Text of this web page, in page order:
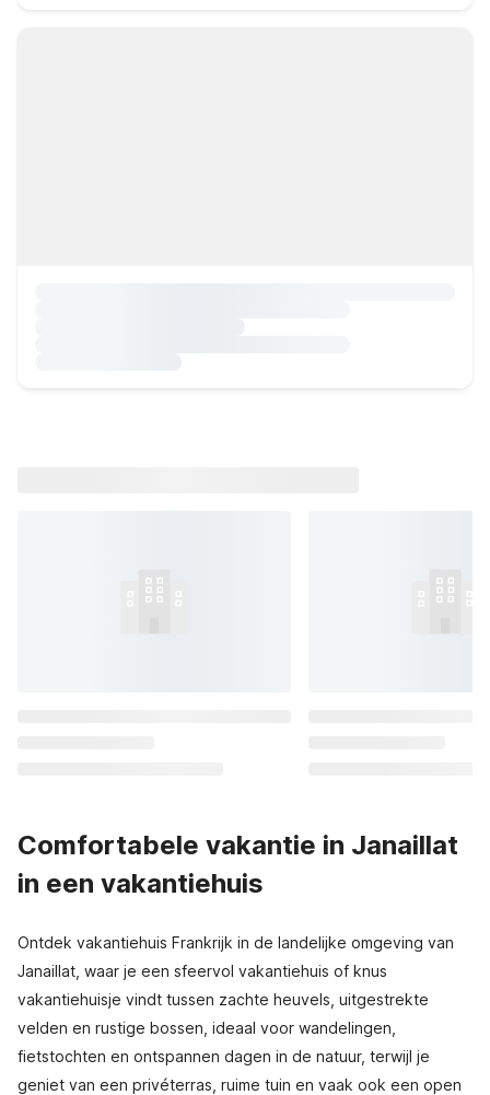
Comfortabele vakantie in Janaillat
in een vakantiehuis
Ontdek vakantiehuis Frankrijk in de landelijke omgeving van
Janaillat, waar je een sfeervol vakantiehuis of knus
vakantiehuisje vindt tussen zachte heuvels, uitgestrekte
velden en rustige bossen, ideaal voor wandelingen,
fietstochten en ontspannen dagen in de natuur, terwijl je
geniet van een privéterras, ruime tuin en vaak ook een open